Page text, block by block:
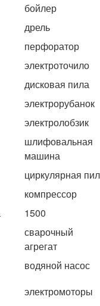
бойлер
дрель
перфоратор
электроточило
дисковая пила
электрорубанок
электролобзик
шлифовальная
машина
циркулярная
компрессор
1500
сварочный
агрегат
водяной насос
электромоторы